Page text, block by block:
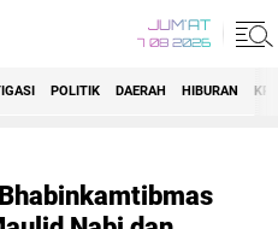
JUM'AT
7 08 2026
POLITIK DAERAH HIBURAN